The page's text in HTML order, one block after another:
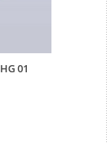
01